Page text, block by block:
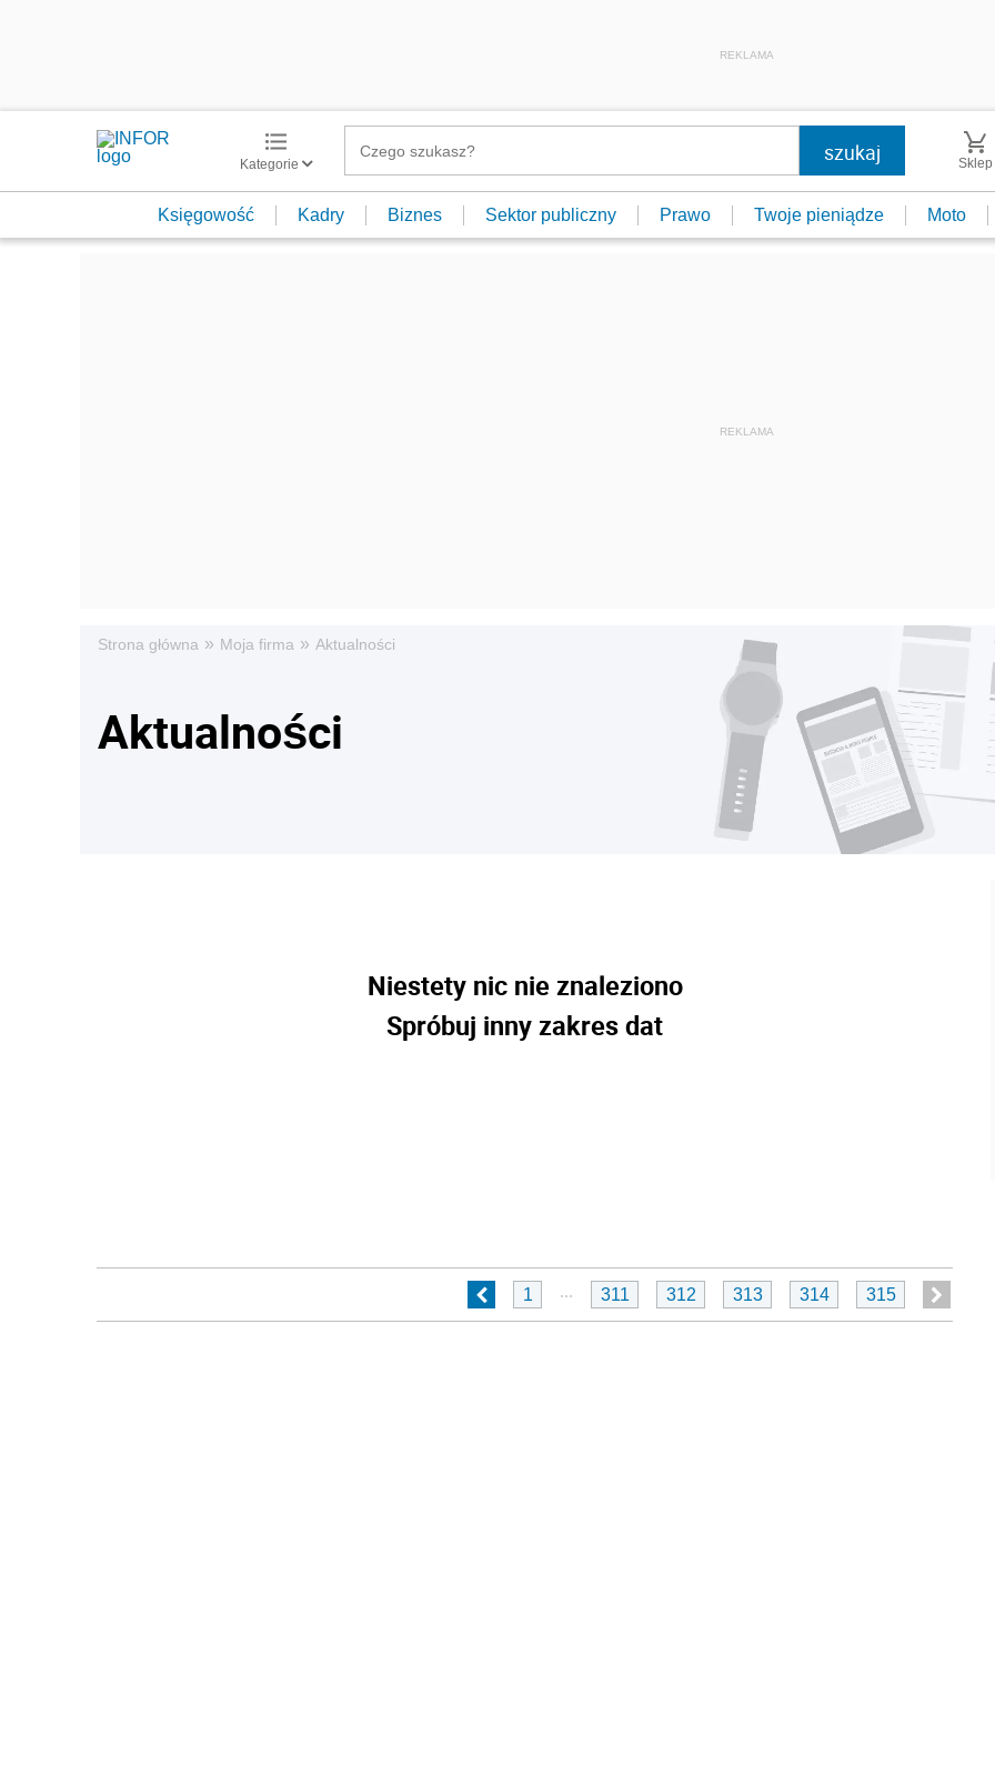
REKLAMA
Kategorie Sklep
Księgowość Kadry Biznes Sektor publiczny Prawo Twoje pieniądze Moto
Strona główna » Moja firma » Aktualności
Aktualności
Niestety nic nie znaleziono
Spróbuj inny zakres dat
1 ... 311 312 313 314 315